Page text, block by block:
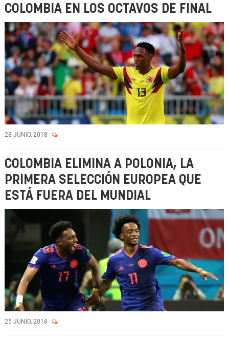
COLOMBIA EN LOS OCTAVOS DE FINAL
28 JUNIO, 2018
COLOMBIA ELIMINA A POLONIA, LA
PRIMERA SELECCIÓN EUROPEA QUE
ESTÁ FUERA DEL MUNDIAL
25 JUNIO, 2018